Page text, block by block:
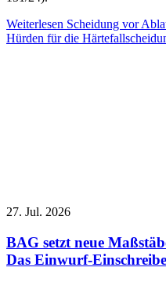
Weiterlesen Scheidung vor
Hürden für die
27. Jul. 2026
BAG setzt neue
Das Einwurf-